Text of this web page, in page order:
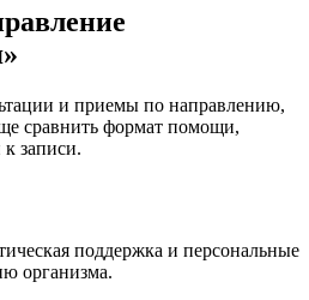
и приемы по направлению,
сравнить формат помощи,
к записи.
поддержка и персональные
организма.